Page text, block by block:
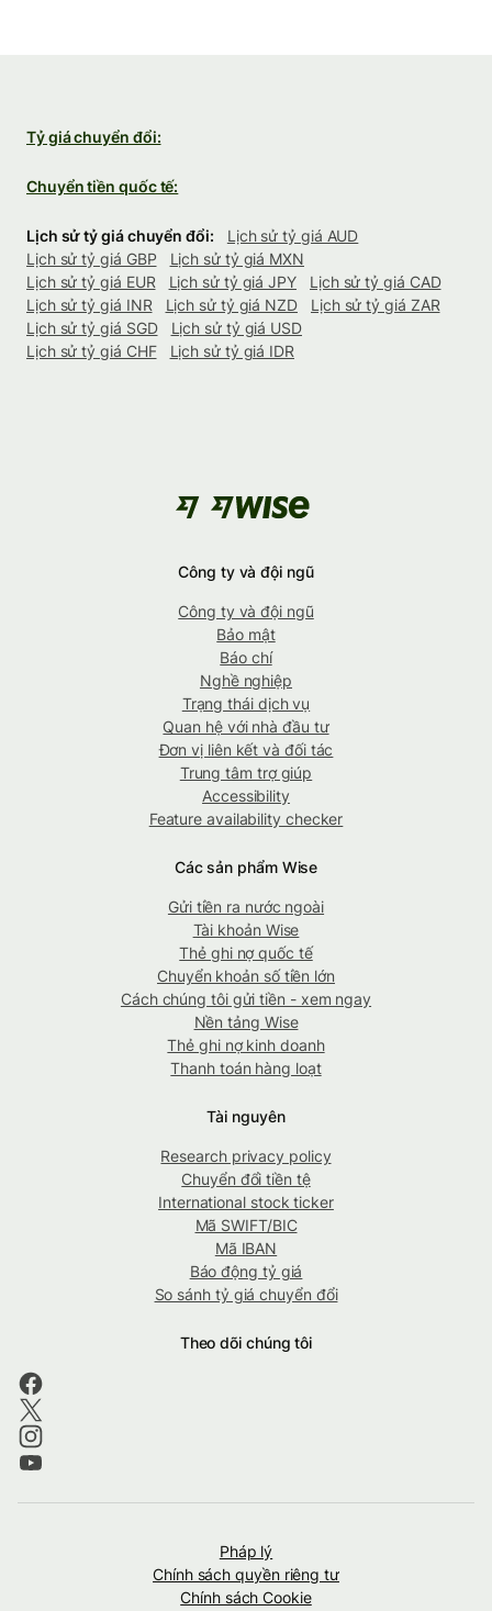
Tỷ giá chuyển đổi:
Chuyển tiền quốc tế:
Lịch sử tỷ giá chuyển đổi:
Lịch sử tỷ giá AUD
Lịch sử tỷ giá GBP
Lịch sử tỷ giá MXN
Lịch sử tỷ giá EUR
Lịch sử tỷ giá JPY
Lịch sử tỷ giá CAD
Lịch sử tỷ giá INR
Lịch sử tỷ giá NZD
Lịch sử tỷ giá ZAR
Lịch sử tỷ giá SGD
Lịch sử tỷ giá USD
Lịch sử tỷ giá CHF
Lịch sử tỷ giá IDR
Công ty và đội ngũ
Công ty và đội ngũ
Bảo mật
Báo chí
Nghề nghiệp
Trạng thái dịch vụ
Quan hệ với nhà đầu tư
Đơn vị liên kết và đối tác
Trung tâm trợ giúp
Accessibility
Feature availability checker
Các sản phẩm Wise
Gửi tiền ra nước ngoài
Tài khoản Wise
Thẻ ghi nợ quốc tế
Chuyển khoản số tiền lớn
Cách chúng tôi gửi tiền - xem ngay
Nền tảng Wise
Thẻ ghi nợ kinh doanh
Thanh toán hàng loạt
Tài nguyên
Research privacy policy
Chuyển đổi tiền tệ
International stock ticker
Mã SWIFT/BIC
Mã IBAN
Báo động tỷ giá
So sánh tỷ giá chuyển đổi
Theo dõi chúng tôi
Pháp lý
Chính sách quyền riêng tư
Chính sách Cookie